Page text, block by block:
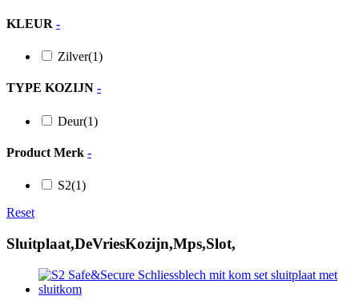
KLEUR -
Zilver(1)
TYPE KOZIJN -
Deur(1)
Product Merk -
S2(1)
Reset
Sluitplaat,DeVriesKozijn,Mps,Slot,